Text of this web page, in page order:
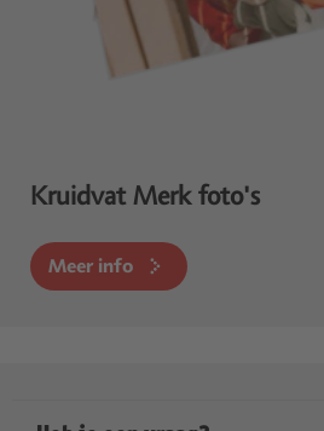
Kruidvat Merk foto's
Meer info